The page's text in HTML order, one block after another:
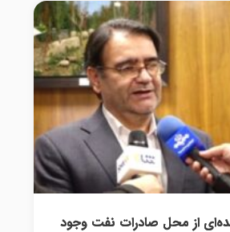
از محل صادرات نفت وجود